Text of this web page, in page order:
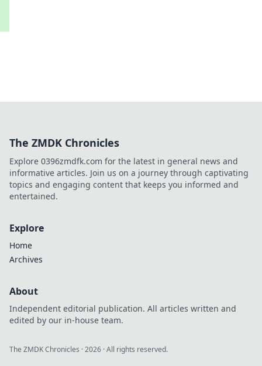
The ZMDK Chronicles
Explore 0396zmdfk.com for the latest in general news and
informative articles. Join us on a journey through captivating
topics and engaging content that keeps you informed and
entertained.
Explore
Home
Archives
About
Independent editorial publication. All articles written and
edited by our in-house team.
The ZMDK Chronicles ·2026 · All rights reserved.